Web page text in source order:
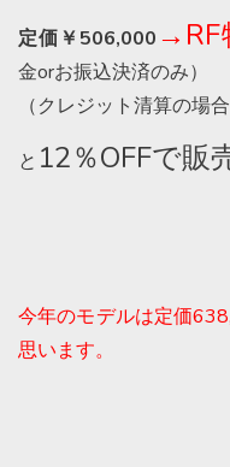
定価￥506,000 →RF
金orお振込決済のみ）
（クレジット清算の場
と 12％OFFで販
今年のモデルは定価
思います。